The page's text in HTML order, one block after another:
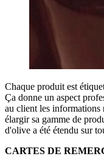
Chaque produit est
Ça donne un aspect
au client les informations
élargir sa gamme de
d'olive a été étendu sur
CARTES DE